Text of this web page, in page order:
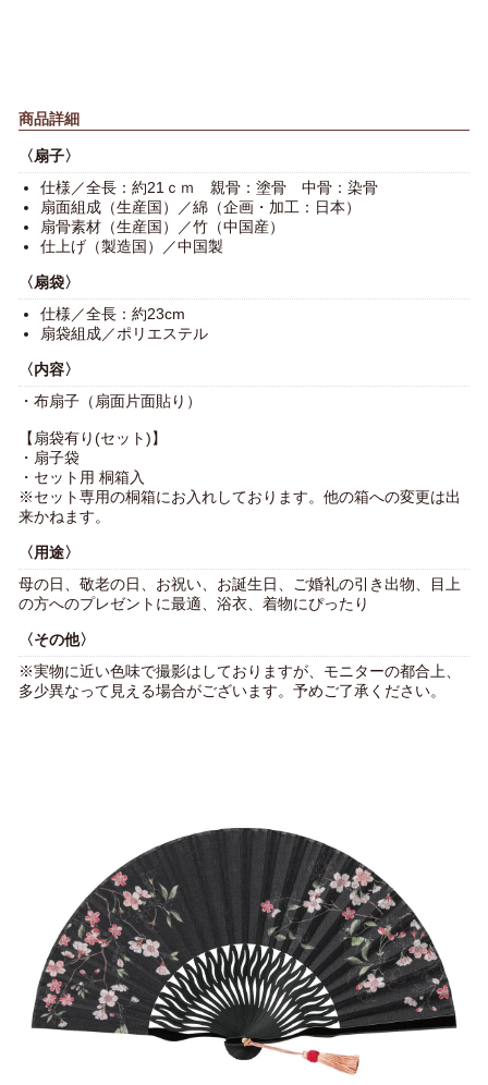
商品詳細
〈扇子〉
仕様／全長：約21ｃｍ 親骨：塗骨 中骨：染骨
扇面組成（生産国）／綿（企画・加工：日本）
扇骨素材（生産国）／竹（中国産）
仕上げ（製造国）／中国製
〈扇袋〉
仕様／全長：約23cm
扇袋組成／ポリエステル
〈内容〉
・布扇子（扇面片面貼り）
【扇袋有り(セット)】
・扇子袋
・セット用 桐箱入
※セット専用の桐箱にお入れしております。他の箱への変更は出
来かねます。
〈用途〉
母の日、敬老の日、お祝い、お誕生日、ご婚礼の引き出物、目上
の方へのプレゼントに最適、浴衣、着物にぴったり
〈その他〉
※実物に近い色味で撮影はしておりますが、モニターの都合上、
多少異なって見える場合がございます。予めご了承ください。